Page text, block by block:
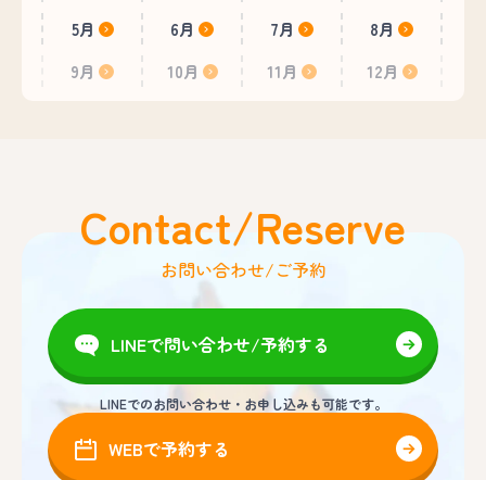
5月
6月 7月
8月
9月
10月 11月 12月
Contact/Reserve
お問い合わせ/ご予約
LINEで問い合わせ/予約する
LINEでのお問い合わせ・お申し込みも可能です。
WEBで予約する